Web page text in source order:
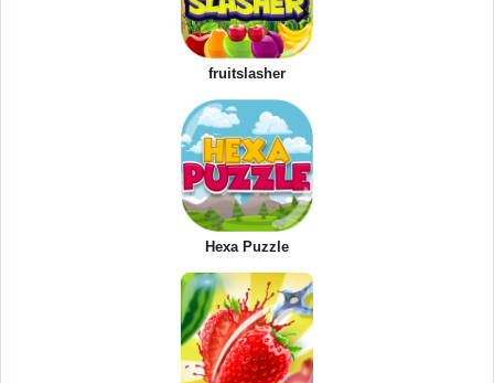
fruitslasher
Hexa Puzzle